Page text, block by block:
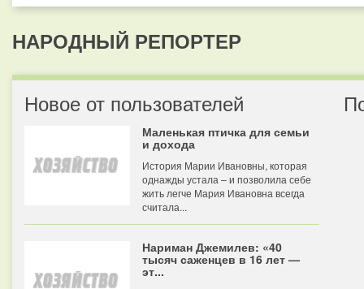
НАРОДНЫЙ РЕПОРТЕР
Новое от пользователей
Маленькая птичка для семьи
и дохода
История Марии Ивановны, которая
однажды устала – и позволила себе
жить легче Мария Ивановна всегда
считала...
Нариман Джемилев: «40
тысяч саженцев в 16 лет —
эт...